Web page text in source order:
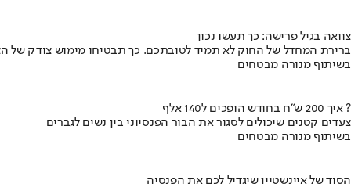
צוואה בגיל פרישה: כך תעשו נכון
ברירת המחדל של החוק לא תמיד לטובתכם. כך תבטיחו מימוש צודק של
בשיתוף מנורה מבטחים
איך 200 ש"ח בחודש הופכים ל140 אלף ?
צעדים קטנים שיכולים לסגור את הבור הפנסיוני בין נשים לגברים
בשיתוף מנורה מבטחים
הסוד של איינשטיין שיגדיל לכם את הפנסיה